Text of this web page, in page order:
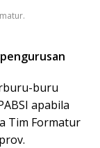
buru
apabila
Tim Formatur